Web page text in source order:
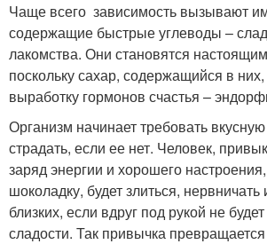
Чаще всего зависимость вызывают
содержащие быстрые углеводы –
лакомства. Они становятся
поскольку сахар, содержащийся в
выработку гормонов счастья –
Организм начинает требовать
страдать, если ее нет. Человек,
заряд энергии и хорошего
шоколадку, будет злиться,
близких, если вдруг под рукой не
сладости. Так привычка